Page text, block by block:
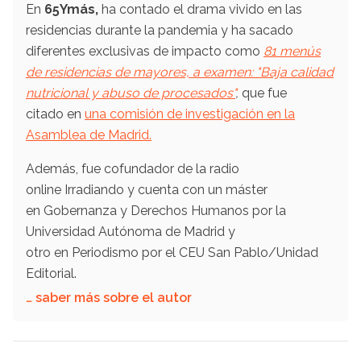
En 65Ymás, ha contado el drama vivido en las
residencias durante la pandemia y ha sacado
diferentes exclusivas de impacto como 81 menús
de residencias de mayores, a examen: "Baja calidad
nutricional y abuso de procesados", que fue
citado en una comisión de investigación en la
Asamblea de Madrid.
Además, fue cofundador de la radio
online Irradiando y cuenta con un máster
en Gobernanza y Derechos Humanos por la
Universidad Autónoma de Madrid y
otro en Periodismo por el CEU San Pablo/Unidad
Editorial.
… saber más sobre el autor